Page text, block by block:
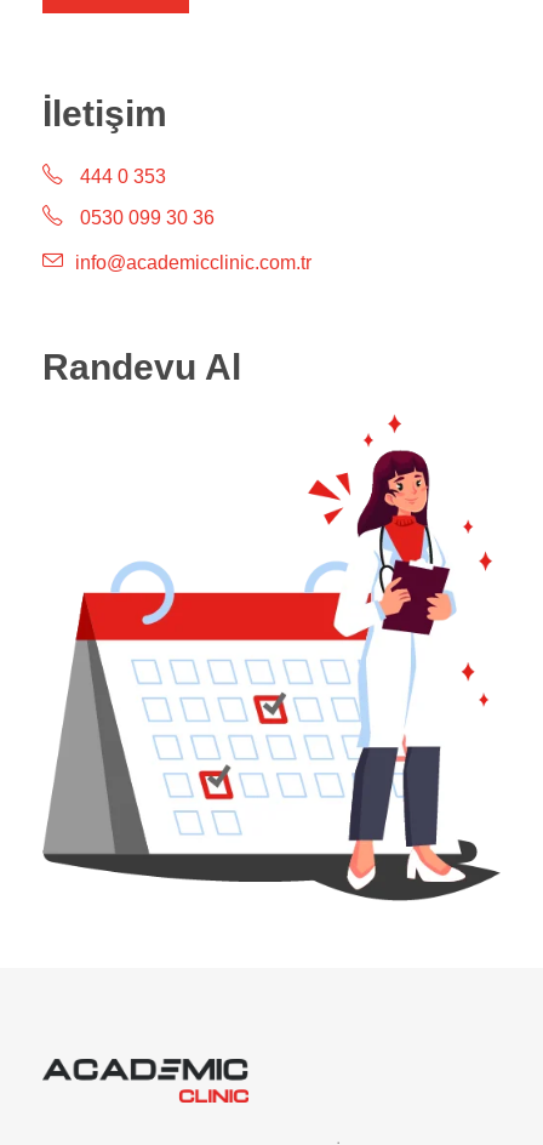
İletişim
444 0 353
0530 099 30 36
info@academicclinic.com.tr
Randevu Al